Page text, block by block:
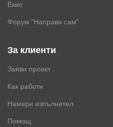
Екип
Форум "Направи сам"
За клиенти
Заяви проект
Как работи
Намери изпълнител
Помощ